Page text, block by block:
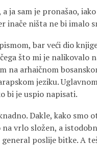
ja sam je pronašao,
inače ništa ne bi imalo
bar veći dio
što mi je nalikovalo
na arhaičnom
jeziku.
bi je uspio napisati.
Dakle, kako smo
vrlo složen, a
poslije bitke. A